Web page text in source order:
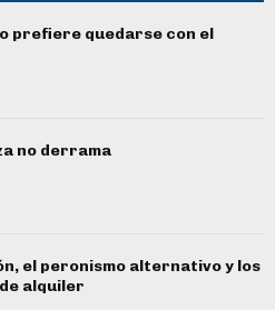
prefiere quedarse con el
no derrama
el peronismo alternativo y los
alquiler